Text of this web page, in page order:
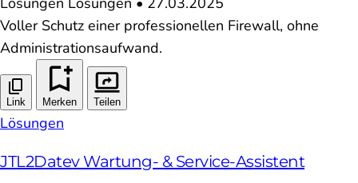
Voller Schutz einer professionellen Firewall, ohne
Administrationsaufwand.
Link Merken Teilen
Lösungen
JTL2Datev Wartung- & Service-Assistent